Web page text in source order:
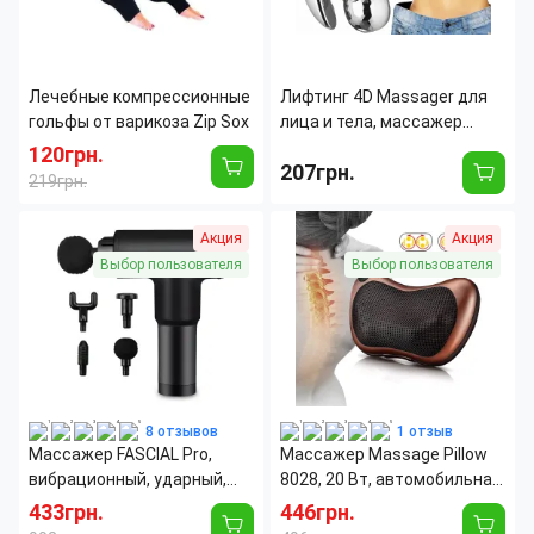
Лечебные компрессионные
гольфы от варикоза Zip Sox
120грн.
219грн.
Тип носка:Закрытый
Страна
производитель:
Южная
Корея
Лифтинг 4D Massager для
лица и тела, массажер
массажные головки,
207грн.
Длина:15 см
Ширина:120 мм
Цвет корпуса:Серебристый
Вес:0.267 кг
Высота:
90 мм
Акция
Выбор пользователя
8 отзывов
Массажер FASCIAL Pro,
вибрационный, ударный,
мышечный, 4 насадки, 2400
мА/ч
433грн.
Акция
Выбор пользователя
1 отзыв
Массажер Massage Рillow
8028, 20 Вт, автомобильная
массажная подушку,
управление в одно касание
446грн.